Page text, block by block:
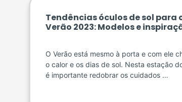
Tendências óculos de sol para
Verão 2023: Modelos e
O Verão está mesmo à porta e com ele
o calor e os dias de sol. Nesta estação
é importante redobrar os cuidados …